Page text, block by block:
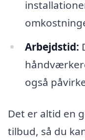
Arbejdstid:
også
Det er altid en
tilbud, så du